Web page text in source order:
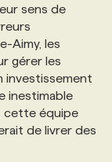
sens de
Aimy, les
gérer les
investissement
inestimable
cette équipe
de livrer des